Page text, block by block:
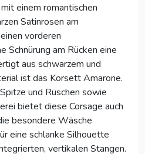
einem romantischen
Satinrosen am
vorderen
Schnürung am Rücken eine
aus schwarzem und
ist das Korsett Amarone.
und Rüschen sowie
bietet diese Corsage auch
besondere Wäsche
eine schlanke Silhouette
vertikalen Stangen.